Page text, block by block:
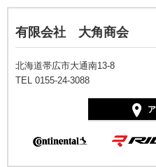
有限会社 大角商会
北海道帯広市大通南13-8
TEL 0155-24-3088